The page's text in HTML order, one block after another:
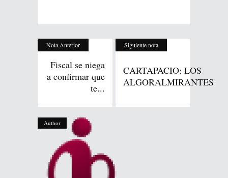
Nota Anterior
Fiscal se niega
a confirmar que
te...
Siguiente nota
CARTAPACIO: LOS
ALGORALMIRANTES
Author